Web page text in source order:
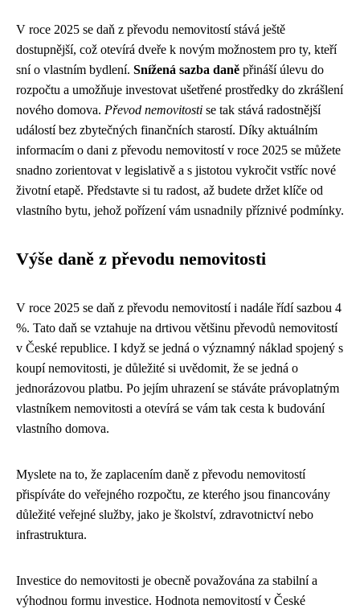
V roce 2025 se daň z převodu nemovitostí stává ještě
dostupnější, což otevírá dveře k novým možnostem pro ty, kteří
sní o vlastním bydlení. Snížená sazba daně přináší úlevu do
rozpočtu a umožňuje investovat ušetřené prostředky do zkrášlení
nového domova. Převod nemovitosti se tak stává radostnější
událostí bez zbytečných finančních starostí. Díky aktuálním
informacím o dani z převodu nemovitostí v roce 2025 se můžete
snadno zorientovat v legislativě a s jistotou vykročit vstříc nové
životní etapě. Představte si tu radost, až budete držet klíče od
vlastního bytu, jehož pořízení vám usnadnily příznivé podmínky.
Výše daně z převodu nemovitosti
V roce 2025 se daň z převodu nemovitostí i nadále řídí sazbou 4
%. Tato daň se vztahuje na drtivou většinu převodů nemovitostí
v České republice. I když se jedná o významný náklad spojený s
koupí nemovitosti, je důležité si uvědomit, že se jedná o
jednorázovou platbu. Po jejím uhrazení se stáváte právoplatným
vlastníkem nemovitosti a otevírá se vám tak cesta k budování
vlastního domova.
Myslete na to, že zaplacením daně z převodu nemovitostí
přispíváte do veřejného rozpočtu, ze kterého jsou financovány
důležité veřejné služby, jako je školství, zdravotnictví nebo
infrastruktura.
Investice do nemovitosti je obecně považována za stabilní a
výhodnou formu investice. Hodnota nemovitostí v České